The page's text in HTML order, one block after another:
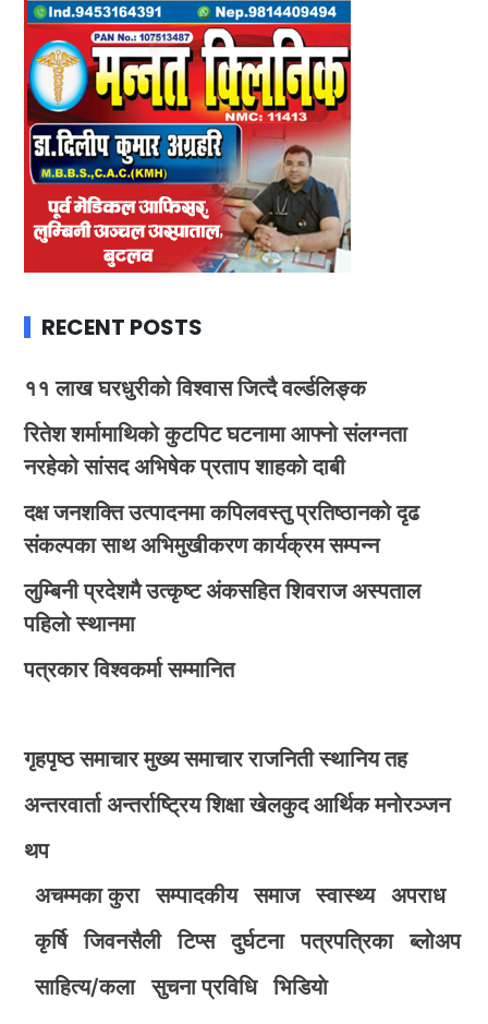
RECENT POSTS
११ लाख घरधुरीको विश्वास जित्दै वर्ल्डलिङ्क
रितेश शर्मामाथिको कुटपिट घटनामा आफ्नो संलग्नता
नरहेको सांसद अभिषेक प्रताप शाहको दाबी
दक्ष जनशक्ति उत्पादनमा कपिलवस्तु प्रतिष्ठानको दृढ
संकल्पका साथ अभिमुखीकरण कार्यक्रम सम्पन्न
लुम्बिनी प्रदेशमै उत्कृष्ट अंकसहित शिवराज अस्पताल
पहिलो स्थानमा
पत्रकार विश्वकर्मा सम्मानित
गृहपृष्ठ समाचार मुख्य समाचार राजनिती स्थानिय तह
अन्तरवार्ता अन्तर्राष्ट्रिय शिक्षा खेलकुद आर्थिक मनोरञ्जन
थप
अचम्मका कुरा
सम्पादकीय समाज स्वास्थ्य
अपराध
कृर्षि
जिवनसैली टिप्स दुर्घटना पत्रपत्रिका
ब्लोअप
साहित्य/कला
सुचना प्रविधि भिडियाे